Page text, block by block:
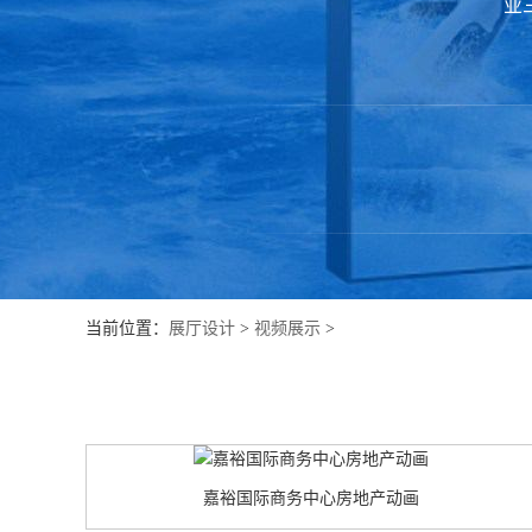
业
当前位置： 展厅设计 > 视频展示 >
嘉裕国际商务中心房地产动画